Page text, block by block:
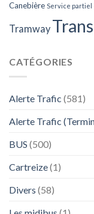
Canebière Service partiel
Tramway
CATÉGORIES
Alerte Trafic (581)
Alerte Trafic
BUS (500)
Cartreize(1)
Divers (58)